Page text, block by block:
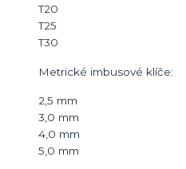
T20
T25
T30
Metrické imbusové klíče:
2,5 mm
3,0 mm
4,0 mm
5,0 mm